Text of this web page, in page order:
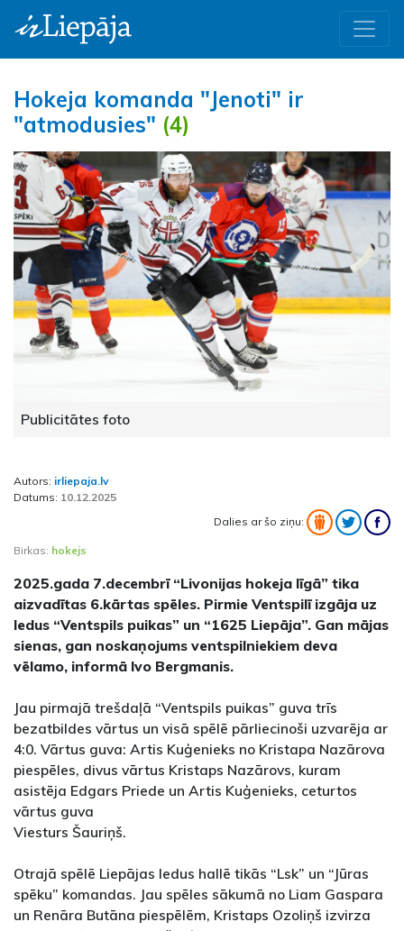
Hokeja komanda "Jenoti" ir
"atmodusies" (4)
Publicitātes foto
Autors: irliepaja.lv
Datums: 10.12.2025
Dalies ar šo ziņu:
Birkas: hokejs
2025.gada 7.decembrī “Livonijas hokeja līgā” tika
aizvadītas 6.kārtas spēles. Pirmie Ventspilī izgāja uz
ledus “Ventspils puikas” un “1625 Liepāja”. Gan mājas
sienas, gan noskaņojums ventspilniekiem deva
vēlamo, informā Ivo Bergmanis.
Jau pirmajā trešdaļā “Ventspils puikas” guva trīs
bezatbildes vārtus un visā spēlē pārliecinoši uzvarēja ar
4:0. Vārtus guva: Artis Kuģenieks no Kristapa Nazārova
piespēles, divus vārtus Kristaps Nazārovs, kuram
asistēja Edgars Priede un Artis Kuģenieks, ceturtos
vārtus guva
Viesturs Šauriņš.
Otrajā spēlē Liepājas ledus hallē tikās “Lsk” un “Jūras
spēku” komandas. Jau spēles sākumā no Liam Gaspara
un Renāra Butāna piespēlēm, Kristaps Ozoliņš izvirza